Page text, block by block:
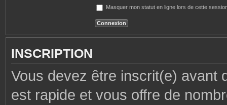
Masquer mon statut en ligne lors de cette
INSCRIPTION
Vous devez être inscrit(e) avant
est rapide et vous offre de